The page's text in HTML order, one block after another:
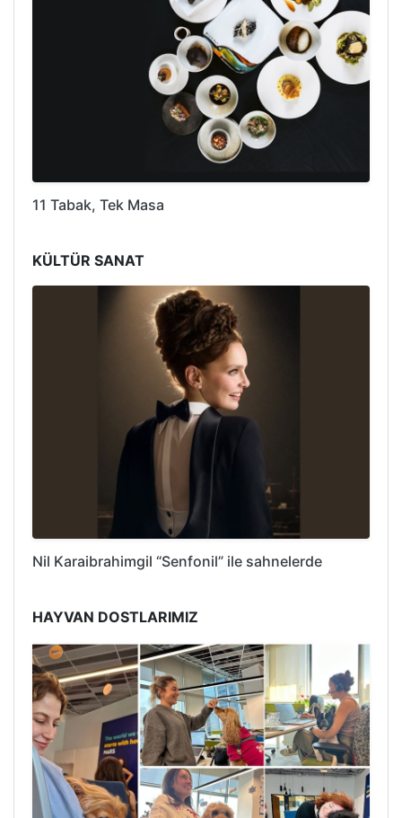
11 Tabak, Tek Masa
KÜLTÜR SANAT
Nil Karaibrahimgil “Senfonil” ile sahnelerde
HAYVAN DOSTLARIMIZ